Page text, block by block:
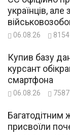
українців,
06.08.26 8154
Купив базу
курсант
смартфона
06.08.26 7587
Багатодітним
присвоїли